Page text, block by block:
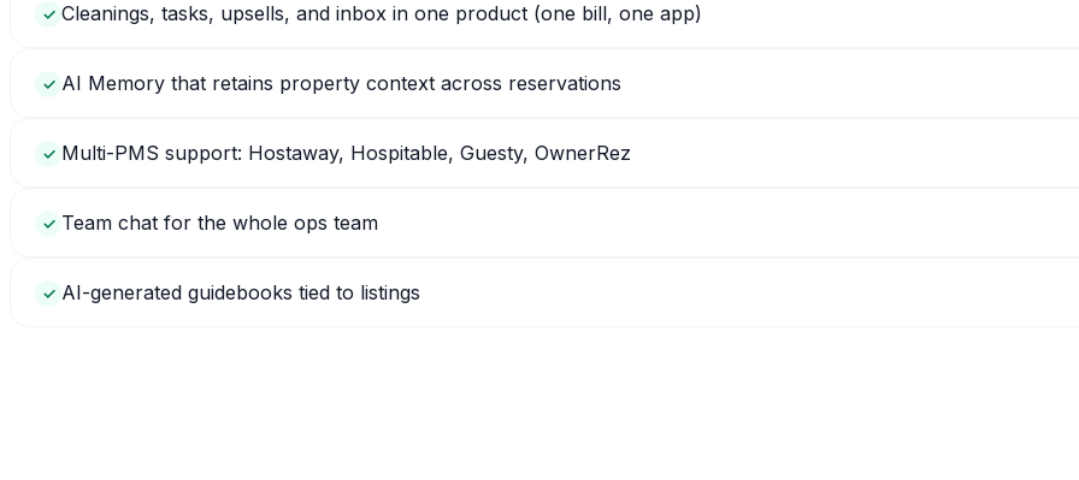
✓ Cleanings, tasks, upsells, and inbox in one product (one bill, one app)
✓ AI Memory that retains property context across reservations
✓ Multi-PMS support: Hostaway, Hospitable, Guesty, OwnerRez
✓ Team chat for the whole ops team
✓ AI-generated guidebooks tied to listings